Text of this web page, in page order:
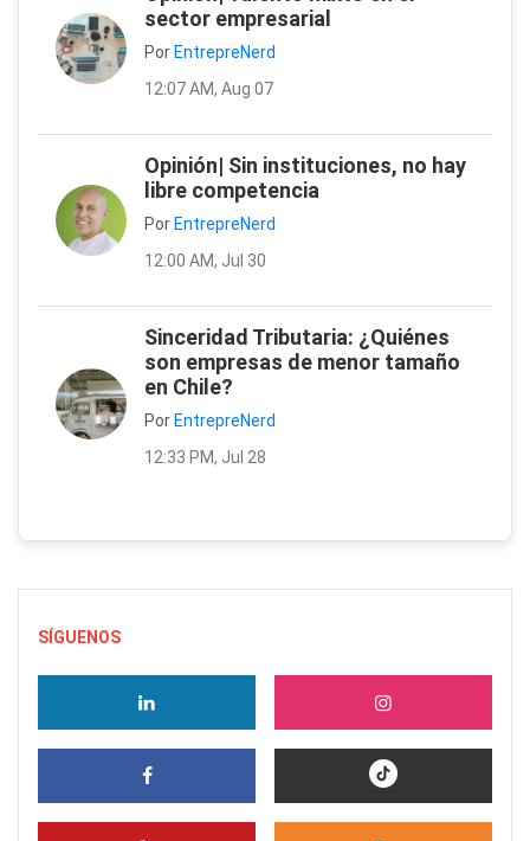
sector empresarial
Por EntrepreNerd
12:07 AM, Aug 07
Opinión| Sin instituciones, no hay
libre competencia
Por EntrepreNerd
12:00 AM, Jul 30
Sinceridad Tributaria: ¿Quiénes
son empresas de menor tamaño
en Chile?
Por EntrepreNerd
12:33 PM, Jul 28
SÍGUENOS